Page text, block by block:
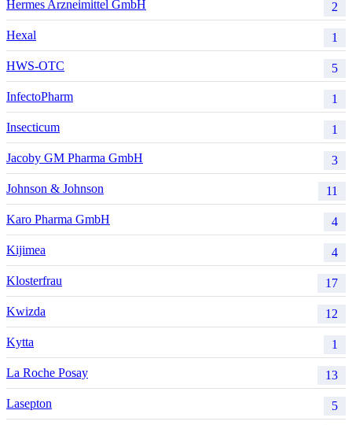
Hermes Arzneimittel GmbH 2
Hexal 1
HWS-OTC 5
InfectoPharm 1
Insecticum 1
Jacoby GM Pharma GmbH 3
Johnson & Johnson 11
Karo Pharma GmbH 4
Kijimea 4
Klosterfrau 17
Kwizda 12
Kytta 1
La Roche Posay 13
Lasepton 5